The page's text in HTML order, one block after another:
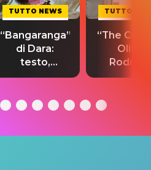
TUTTO NEWS
“Bangaranga”
di Dara:
testo,
traduzione e
del singolo
TUTTO
“The
Olivia
testo,